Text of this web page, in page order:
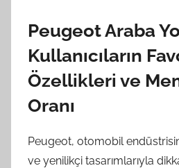
Peugeot Araba
Kullanıcıların
Özellikleri ve
Oranı
Peugeot, otomobil
ve yenilikçi tasarımlarıyla